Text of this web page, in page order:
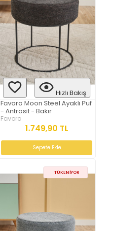
Hızlı Bakış
Favora Moon Steel Ayaklı Puf
- Antrasit - Bakır
Favora
1.749,90 TL
Sepete Ekle
TÜKENIYOR